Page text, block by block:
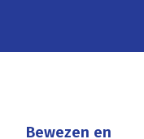
Bewezen en